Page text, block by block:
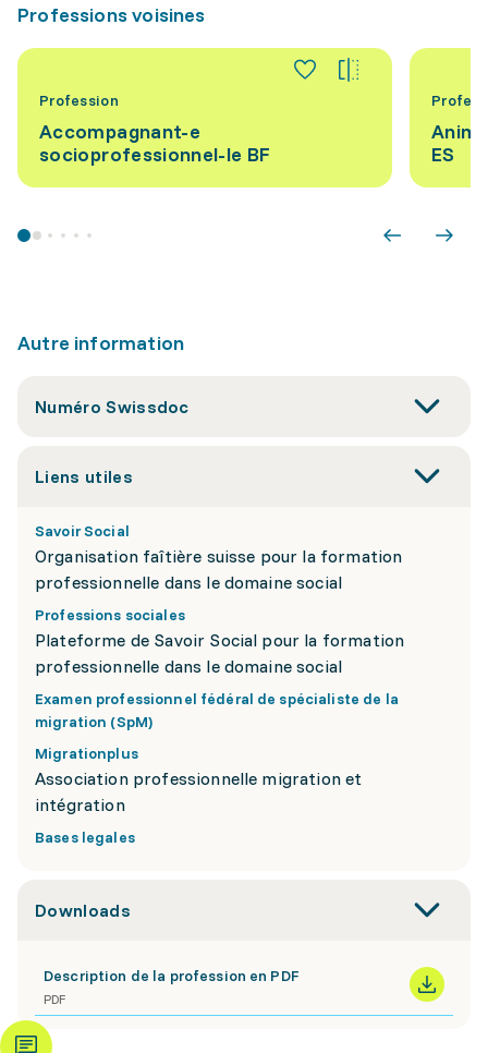
Professions voisines
Profession
Accompagnant-e
socioprofessionnel-le BF
ES
Autre information
Numéro Swissdoc
Liens utiles
Savoir Social
Organisation faîtière suisse pour la formation
professionnelle dans le domaine social
Professions sociales
Plateforme de Savoir Social pour la formation
professionnelle dans le domaine social
Examen professionnel fédéral de spécialiste de la
migration (SpM)
Migrationplus
Association professionnelle migration et
intégration
Bases legales
Downloads
Description de la profession en PDF
PDF